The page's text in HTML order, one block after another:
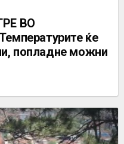
ВО
ќе
попладне можни